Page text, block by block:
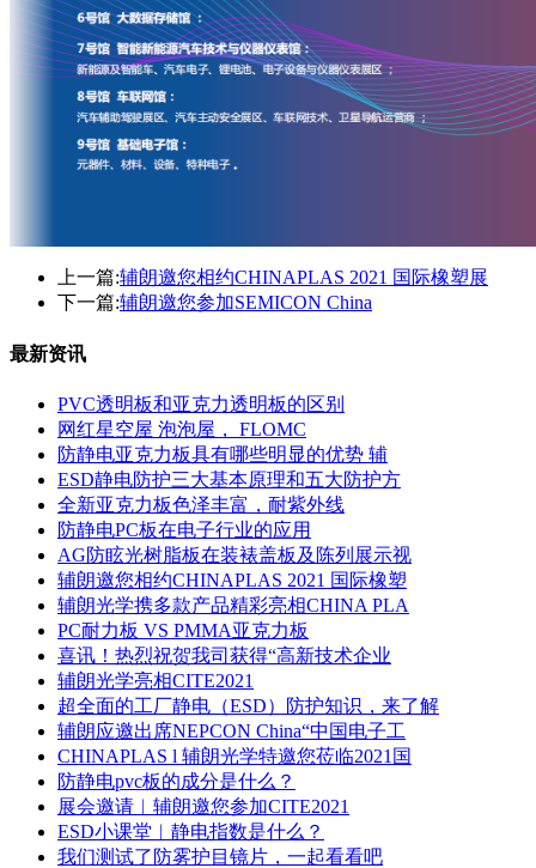
上一篇:辅朗邀您相约CHINAPLAS 2021 国际橡塑展
下一篇:辅朗邀您参加SEMICON China
最新资讯
PVC透明板和亚克力透明板的区别
网红星空屋 泡泡屋， FLOMC
防静电亚克力板具有哪些明显的优势 辅
ESD静电防护三大基本原理和五大防护方
全新亚克力板色泽丰富，耐紫外线
防静电PC板在电子行业的应用
AG防眩光树脂板在装裱盖板及陈列展示视
辅朗邀您相约CHINAPLAS 2021 国际橡塑
辅朗光学携多款产品精彩亮相CHINA PLA
PC耐力板 VS PMMA亚克力板
喜讯！热烈祝贺我司获得“高新技术企业
辅朗光学亮相CITE2021
超全面的工厂静电（ESD）防护知识，来了解
辅朗应邀出席NEPCON China“中国电子工
CHINAPLAS l 辅朗光学特邀您莅临2021国
防静电pvc板的成分是什么？
展会邀请︱辅朗邀您参加CITE2021
ESD小课堂︱静电指数是什么？
我们测试了防雾护目镜片，一起看看吧